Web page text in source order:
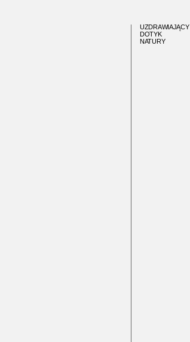
UZDRAWIAJĄCY
DOTYK
NATURY